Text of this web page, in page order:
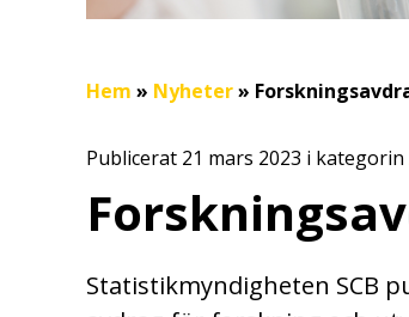
Hem » Nyheter»
Publicerat 21 mars 2023 i kategorin
Statistikmyndigheten SCB